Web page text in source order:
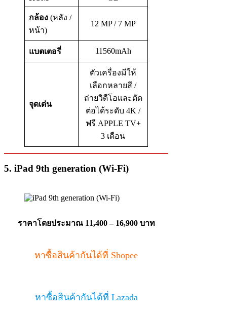
กล้อง (หลัง /
หน้า)
12 MP / 7 MP
แบตเตอรี่ 11560mAh
จุดเด่น
ตัวเครื่องมีให้
เลือกหลายสี /
ถ่ายวิดีโอและตัด
ต่อได้ระดับ 4K /
ฟรี APPLE TV+
3 เดือน
5. iPad 9th generation (Wi‑Fi)
ราคาโดยประมาณ 11,400 – 16,900 บาท
หาซื้อสินค้ากันได้ที่ Shopee
หาซื้อสินค้ากันได้ที่ Lazada